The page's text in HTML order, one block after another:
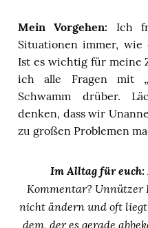
Mein Vorgehen: Ich
Situationen immer, wie
Ist es wichtig für meine
ich alle Fragen mit
Schwamm drüber.
denken, dass wir
zu großen Problemen
Im Alltag für euch:
Kommentar? Unnützer
nicht ändern und oft
dem, der es gerade